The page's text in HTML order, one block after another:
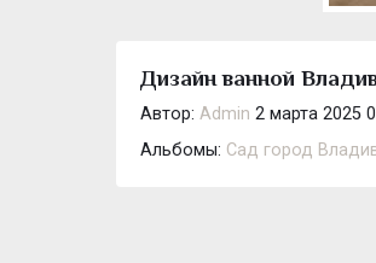
Дизайн ванной
Автор: Admin 2 марта 2025
Альбомы: Сад город